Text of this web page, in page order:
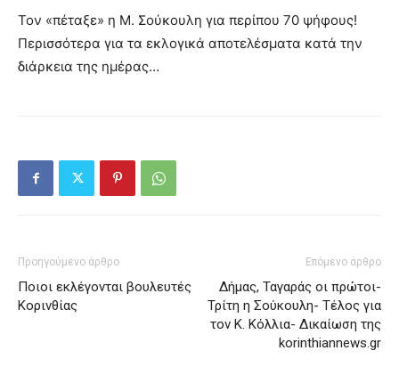
Τον «πέταξε» η Μ. Σούκουλη για περίπου 70 ψήφους!
Περισσότερα για τα εκλογικά αποτελέσματα κατά την
διάρκεια της ημέρας…
Προηγούμενο άρθρο
Ποιοι εκλέγονται βουλευτές
Κορινθίας
Επόμενο άρθρο
Δήμας, Ταγαράς οι πρώτοι-
Τρίτη η Σούκουλη- Τέλος για
τον Κ. Κόλλια- Δικαίωση της
korinthiannews.gr